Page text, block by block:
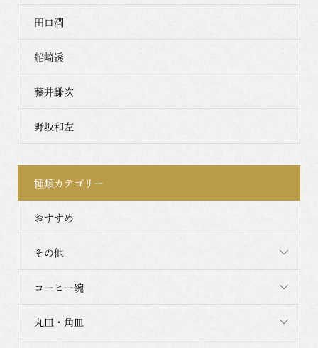
田口潤
船崎透
藤井謙次
野坂和左
種類カテゴリー
おすすめ
その他
コーヒー碗
丸皿・角皿